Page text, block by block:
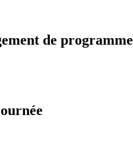
de programme